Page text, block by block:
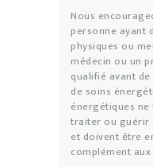
Nous
personne ayant
physiques ou
médecin ou un
qualifié avant
de soins
énergétiques
traiter ou guérir
et doivent être
complément